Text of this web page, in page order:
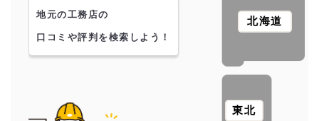
北海道
東北
地元の工務店の
口コミや評判を検索しよう！